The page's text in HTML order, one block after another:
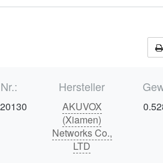
Hersteller
AKUVOX
(Xiamen)
Networks Co.,
LTD